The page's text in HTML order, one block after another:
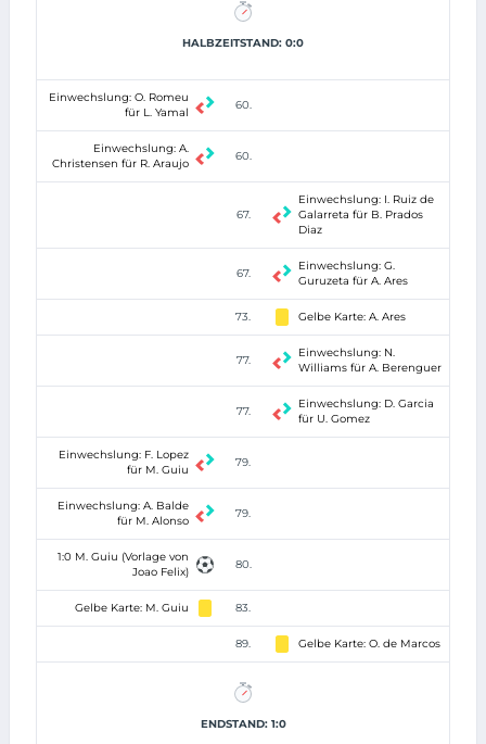
HALBZEITSTAND: 0:0
Einwechslung: O. Romeu
für L. Yamal
60.
Einwechslung: A.
Christensen für R. Araujo
60.
67.
Einwechslung: I. Ruiz de
Galarreta für B. Prados
Diaz
67.
Einwechslung: G.
Guruzeta für A. Ares
73. Gelbe Karte: A. Ares
77.
Einwechslung: N.
Williams für A. Berenguer
77.
Einwechslung: D. Garcia
für U. Gomez
Einwechslung: F. Lopez
für M. Guiu
79.
Einwechslung: A. Balde
für M. Alonso
79.
1:0 M. Guiu (Vorlage von
Joao Felix)
80.
Gelbe Karte: M. Guiu 83.
89. Gelbe Karte: O. de Marcos
ENDSTAND: 1:0